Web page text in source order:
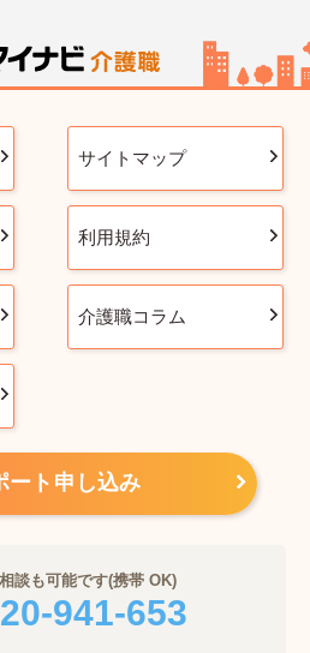
サイトマップ
利用規約
介護職コラム
ート申し込み
談も可能です(携帯 OK)
941-653